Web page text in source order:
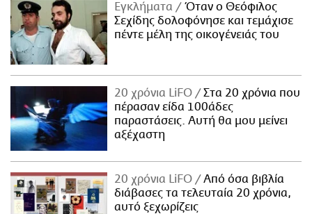
Εγκλήματα
Όταν ο Θεόφιλος
Σεχίδης δολοφόνησε και τεμάχισε
πέντε μέλη της οικογένειάς του
20 χρόνια LiFO
Στα 20 χρόνια που
πέρασαν είδα 100άδες
παραστάσεις. Αυτή θα μου μείνει
αξέχαστη
20 χρόνια LiFO
Από όσα βιβλία
διάβασες τα τελευταία 20 χρόνια,
αυτό ξεχωρίζεις